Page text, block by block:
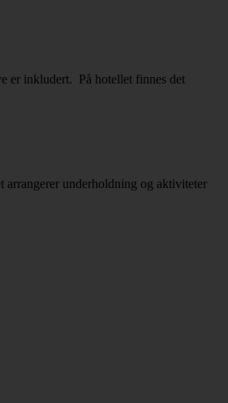
er inkludert. På hotellet finnes det
arrangerer underholdning og aktiviteter